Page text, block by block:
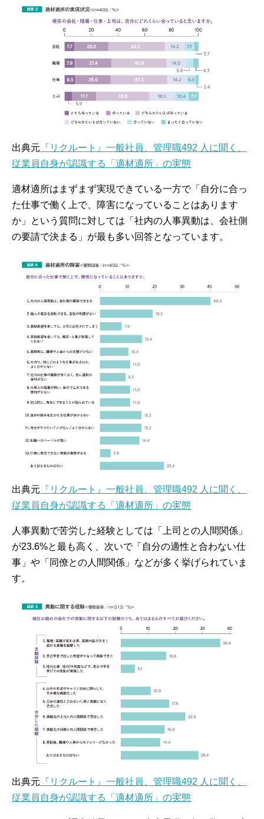
出典元 『リクルート』一般社員、管理職492 人に聞く、
従業員自身が認識する「適材適所」の実態
適材適所はまずまず実現できている一方で「自分に合っ
た仕事で働く上で、障害になっていることはあります
か」という質問に対しては「社内の人事異動は、会社側
の要請で決まる」が最も多い回答となっています。
出典元 『リクルート』一般社員、管理職492 人に聞く、
従業員自身が認識する「適材適所」の実態
人事異動で苦労した経験としては「上司との人間関係」
が23.6%と最も高く、次いで「自分の適性と合わない仕
事」や「同僚との人間関係」などが多く挙げられていま
す。
出典元 『リクルート』一般社員、管理職492 人に聞く、
従業員自身が認識する「適材適所」の実態